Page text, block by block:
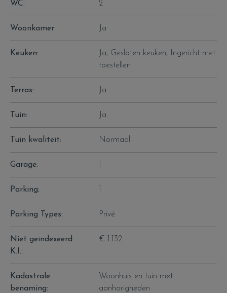
WC: 2
Woonkamer: Ja
Keuken: Ja, Gesloten keuken, Ingericht met
toestellen
Terras: Ja
Tuin: Ja
Tuin kwaliteit: Normaal
Garage:
Parking:
Parking Types: Privé
Niet geïndexeerd
K.I.:
€ 1.132
Kadastrale
benaming:
Woonhuis en tuin met
aanhorigheden